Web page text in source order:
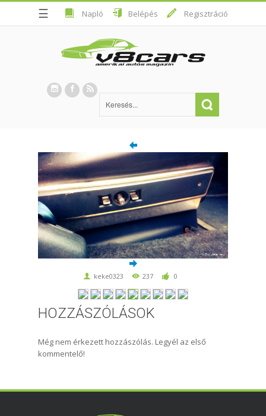
☰ Napló Belépés Regisztráció
keke0323 237 0
HOZZÁSZÓLÁSOK
Még nem érkezett hozzászólás. Legyél az első
kommentelő!